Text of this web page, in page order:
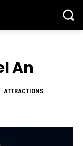
An
ATTRACTIONS